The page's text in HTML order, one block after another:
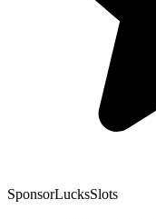
SponsorLucksSlots